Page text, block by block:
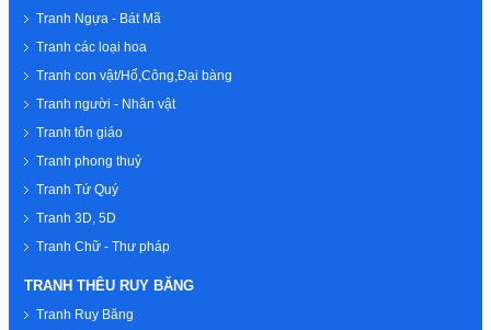
Tranh Ngựa - Bát Mã
Tranh các loại hoa
Tranh con vật/Hổ,Công,Đại bàng
Tranh người - Nhân vật
Tranh tôn giáo
Tranh phong thuỷ
Tranh Tứ Quý
Tranh 3D, 5D
Tranh Chữ - Thư pháp
TRANH THÊU RUY BĂNG
Tranh Ruy Băng